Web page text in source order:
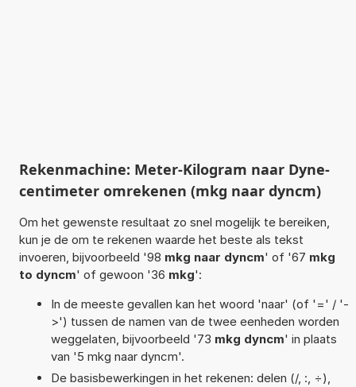
Rekenmachine: Meter-Kilogram naar Dyne-
centimeter omrekenen (mkg naar dyncm)
Om het gewenste resultaat zo snel mogelijk te bereiken,
kun je de om te rekenen waarde het beste als tekst
invoeren, bijvoorbeeld '98 mkg naar dyncm' of '67 mkg
to dyncm' of gewoon '36 mkg':
In de meeste gevallen kan het woord 'naar' (of '=' / '-
>') tussen de namen van de twee eenheden worden
weggelaten, bijvoorbeeld '73 mkg dyncm' in plaats
van '5 mkg naar dyncm'.
De basisbewerkingen in het rekenen: delen (/, :, ÷),